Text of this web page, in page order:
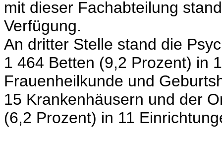
mit dieser Fachabteilung
Verfügung.
An dritter Stelle stand die
1 464 Betten (9,2 Prozent) in
Frauenheilkunde und
15 Krankenhäusern und der
(6,2 Prozent) in 11